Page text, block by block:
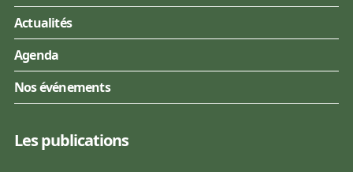
Actualités
Agenda
Nos événements
Les publications